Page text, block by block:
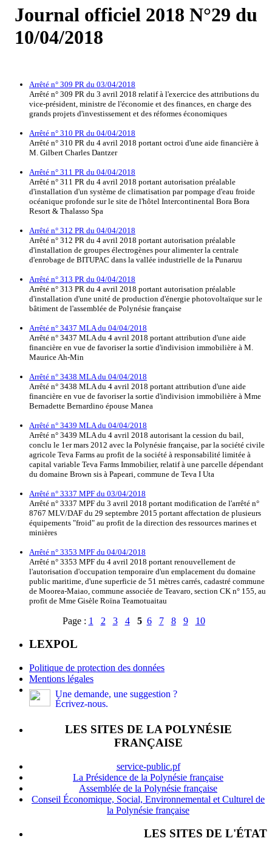
Journal officiel 2018 N°29 du
10/04/2018
Arrêté n° 309 PR du 03/04/2018
Arrêté n° 309 PR du 3 avril 2018 relatif à l'exercice des attributions du
vice-président, ministre de l'économie et des finances, en charge des
grands projets d'investissement et des réformes économiques
Arrêté n° 310 PR du 04/04/2018
Arrêté n° 310 PR du 4 avril 2018 portant octroi d'une aide financière à
M. Gilbert Charles Dantzer
Arrêté n° 311 PR du 04/04/2018
Arrêté n° 311 PR du 4 avril 2018 portant autorisation préalable
d'installation d'un système de climatisation par pompage d'eau froide
océanique profonde sur le site de l'hôtel Intercontinental Bora Bora
Resort & Thalasso Spa
Arrêté n° 312 PR du 04/04/2018
Arrêté n° 312 PR du 4 avril 2018 portant autorisation préalable
d'installation de groupes électrogènes pour alimenter la centrale
d'enrobage de BITUPAC dans la vallée industrielle de la Punaruu
Arrêté n° 313 PR du 04/04/2018
Arrêté n° 313 PR du 4 avril 2018 portant autorisation préalable
d'installation d'une unité de production d'énergie photovoltaïque sur le
bâtiment de l'assemblée de Polynésie française
Arrêté n° 3437 MLA du 04/04/2018
Arrêté n° 3437 MLA du 4 avril 2018 portant attribution d'une aide
financière en vue de favoriser la sortie d'indivision immobilière à M.
Maurice Ah-Min
Arrêté n° 3438 MLA du 04/04/2018
Arrêté n° 3438 MLA du 4 avril 2018 portant attribution d'une aide
financière en vue de favoriser la sortie d'indivision immobilière à Mme
Bernadette Bernardino épouse Manea
Arrêté n° 3439 MLA du 04/04/2018
Arrêté n° 3439 MLA du 4 avril 2018 autorisant la cession du bail,
conclu le 1er mars 2012 avec la Polynésie française, par la société civile
agricole Teva Farms au profit de la société à responsabilité limitée à
capital variable Teva Farms Immobilier, relatif à une parcelle dépendant
du domaine Brown sis à Papeari, commune de Teva I Uta
Arrêté n° 3337 MPF du 03/04/2018
Arrêté n° 3337 MPF du 3 avril 2018 portant modification de l'arrêté n°
8767 MLV/DAF du 29 septembre 2015 portant affectation de plusieurs
équipements "froid" au profit de la direction des ressources marines et
minières
Arrêté n° 3353 MPF du 04/04/2018
Arrêté n° 3353 MPF du 4 avril 2018 portant renouvellement de
l'autorisation d'occupation temporaire d'un emplacement du domaine
public maritime, d'une superficie de 51 mètres carrés, cadastré commune
de Moorea-Maiao, commune associée de Teavaro, section CK n° 155, au
profit de Mme Gisèle Roïna Teamotuaitau
Page : 1 2 3 4 5 6 7 8 9 10
LEXPOL
Politique de protection des données
Mentions légales
Une demande, une suggestion ?
Écrivez-nous.
LES SITES DE LA POLYNÉSIE
FRANÇAISE
service-public.pf
La Présidence de la Polynésie française
Assemblée de la Polynésie française
Conseil Économique, Social, Environnemental et Culturel de
la Polynésie française
LES SITES DE L'ÉTAT